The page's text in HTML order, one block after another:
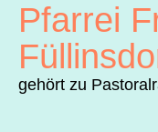
ePaper
aktuelle
Pfarrei
gehört zu